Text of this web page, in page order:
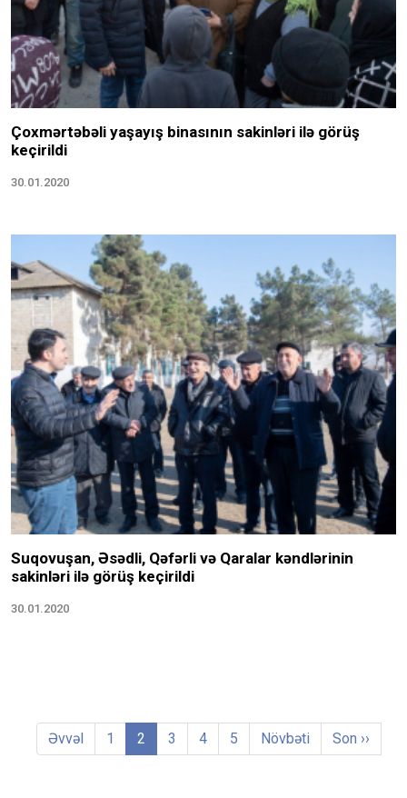
Çoxmərtəbəli yaşayış binasının sakinləri ilə görüş
keçirildi
30.01.2020
Suqovuşan, Əsədli, Qəfərli və Qaralar kəndlərinin
sakinləri ilə görüş keçirildi
30.01.2020
Əvvəl 1 2 3 4 5 Növbəti Son ››